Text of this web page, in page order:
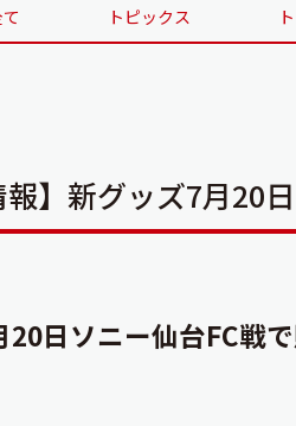
トピックス
報】新グッズ7月20
20日ソニー仙台FC戦